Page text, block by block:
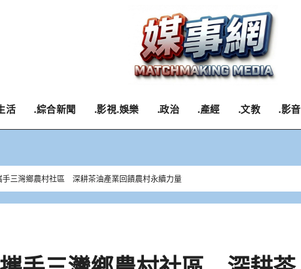
活 .綜合新聞 .影視.娛樂 .政治 .產經 .文教 .影音
手三灣鄉農村社區 深耕茶油產業回饋農村永續力量